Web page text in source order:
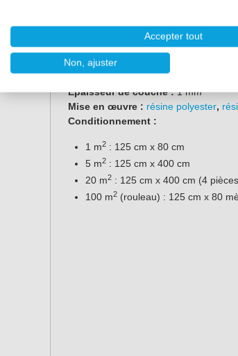
Propriétés
Grammage :
Largeur :125 cm
Epaisseur de couche :1 mm
Mise en œuvre : résine polyester,
Conditionnement :
1 m2 : 125 cm x 80 cm
5 m2 : 125 cm x 400 cm
20 m2 : 125 cm x 400 cm (4
100 m2 (rouleau) : 125 cm x 80
Accepter tout
Non, ajuster